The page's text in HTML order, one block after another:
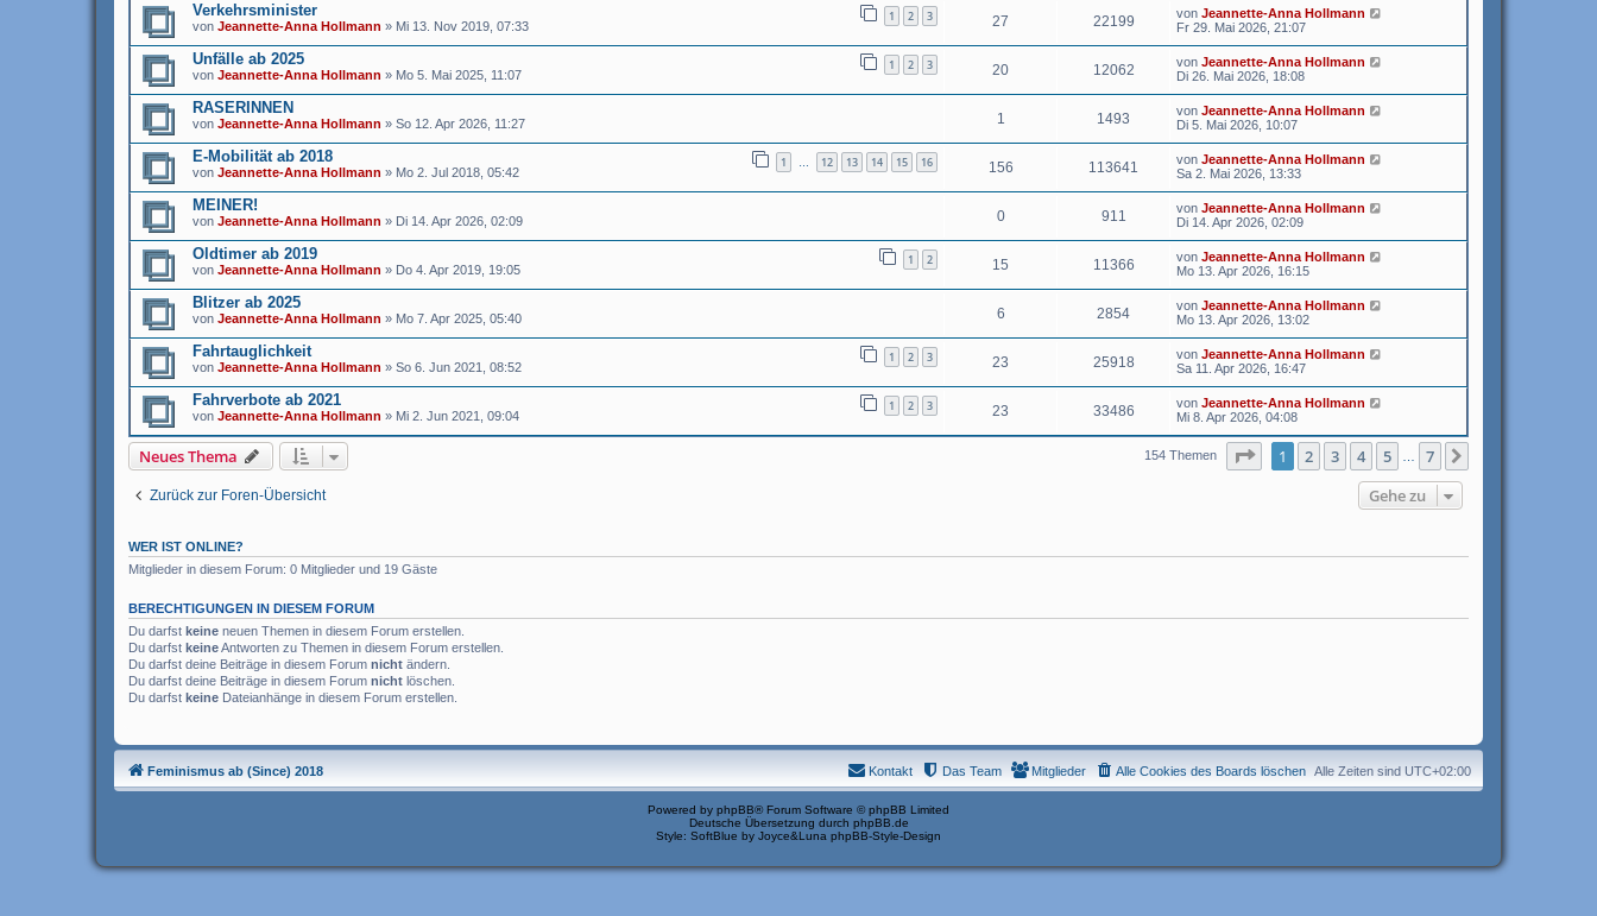
Verkehrsminister
von Jeannette-Anna Hollmann » Mi 13. Nov 2019, 07:33
1 2 3 27 22199 von Jeannette-Anna Hollmann
Fr 29. Mai 2026, 21:07
Unfälle ab 2025
von Jeannette-Anna Hollmann » Mo 5. Mai 2025, 11:07
1 2 3 20 12062 von Jeannette-Anna Hollmann
Di 26. Mai 2026, 18:08
RASERINNEN
von Jeannette-Anna Hollmann » So 12. Apr 2026, 11:27 1 1493 von Jeannette-Anna Hollmann
Di 5. Mai 2026, 10:07
E-Mobilität ab 2018
von Jeannette-Anna Hollmann » Mo 2. Jul 2018, 05:42
1 … 12 13 14 15 16 156 113641 von Jeannette-Anna Hollmann
Sa 2. Mai 2026, 13:33
MEINER!
von Jeannette-Anna Hollmann » Di 14. Apr 2026, 02:09 0 911 von Jeannette-Anna Hollmann
Di 14. Apr 2026, 02:09
Oldtimer ab 2019
von Jeannette-Anna Hollmann » Do 4. Apr 2019, 19:05
1 2 15 11366 von Jeannette-Anna Hollmann
Mo 13. Apr 2026, 16:15
Blitzer ab 2025
von Jeannette-Anna Hollmann » Mo 7. Apr 2025, 05:40 6 2854 von Jeannette-Anna Hollmann
Mo 13. Apr 2026, 13:02
Fahrtauglichkeit
von Jeannette-Anna Hollmann » So 6. Jun 2021, 08:52
1 2 3 23 25918 von Jeannette-Anna Hollmann
Sa 11. Apr 2026, 16:47
Fahrverbote ab 2021
von Jeannette-Anna Hollmann » Mi 2. Jun 2021, 09:04
1 2 3 23 33486 von Jeannette-Anna Hollmann
Mi 8. Apr 2026, 04:08
Neues Thema 154 Themen Seite von7
1 2 3 4 5 7
Zurück zur Foren-Übersicht Gehe zu
WER IST ONLINE?
Mitglieder in diesem Forum: 0 Mitglieder und 19 Gäste
BERECHTIGUNGEN IN DIESEM FORUM
Du darfst keine neuen Themen in diesem Forum erstellen.
Du darfst keineAntworten zu Themen in diesem Forum erstellen.
Du darfst deine Beiträge in diesem Forum nicht ändern.
Du darfst deine Beiträge in diesem Forum nicht löschen.
Du darfst keine Dateianhänge in diesem Forum erstellen.
Feminismus ab (Since) 2018 Alle Zeiten sind UTC+02:00
Alle Cookies des Boards löschen
Mitglieder
Das Team
Kontakt
Powered by phpBB® Forum Software © phpBB Limited
Deutsche Übersetzung durch phpBB.de
Style: SoftBlue by Joyce&Luna phpBB-Style-Design